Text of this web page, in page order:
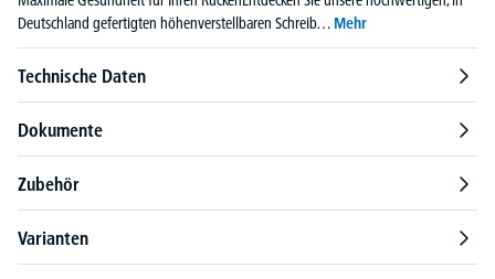
Deutschland gefertigten höhenverstellbaren Schreib… Mehr
Technische Daten
Dokumente
Zubehör
Varianten